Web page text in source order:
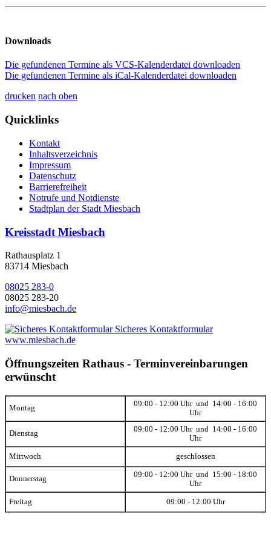
Downloads
Die gefundenen Termine als VCS-Kalenderdatei downloaden
Die gefundenen Termine als iCal-Kalenderdatei downloaden
drucken nach oben
Quicklinks
Kontakt
Inhaltsverzeichnis
Impressum
Datenschutz
Barrierefreiheit
Notrufe und Notdienste
Stadtplan der Stadt Miesbach
Kreisstadt Miesbach
Rathausplatz 1
83714 Miesbach
08025 283-0
08025 283-20
info@miesbach.de
Sicheres Kontaktformular
www.miesbach.de
Öffnungszeiten Rathaus - Terminvereinbarungen
erwünscht
Montag
09:00 - 12:00 Uhr und 14:00 - 16:00
Uhr
Dienstag
09:00 - 12:00 Uhr und 14:00 - 16:00
Uhr
Mittwoch geschlossen
Donnerstag
09:00 - 12:00 Uhr und 15:00 - 18:00
Uhr
Freitag 09:00 - 12:00 Uhr